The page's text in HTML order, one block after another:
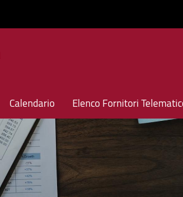
Calendario Elenco Fornitori